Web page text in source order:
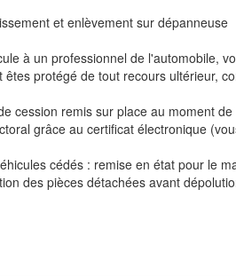
et enlèvement sur dépanneuse
à un professionnel de l'automobile,
protégé de tout recours ultérieur,
cession remis sur place au moment
grâce au certificat électronique
cédés : remise en état pour le
des pièces détachées avant